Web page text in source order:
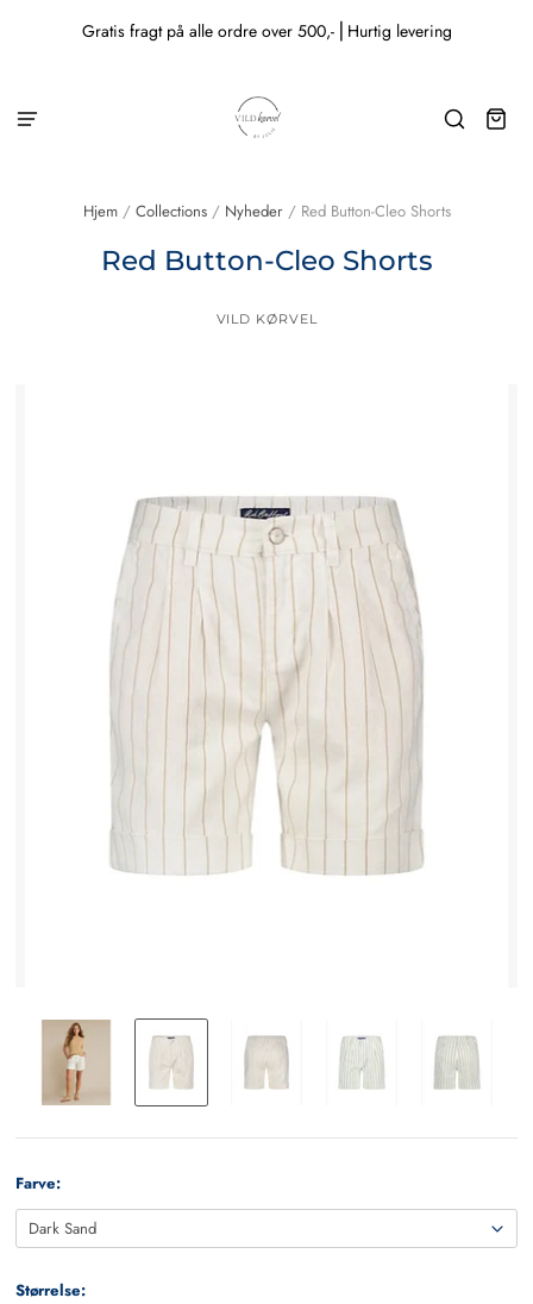
Gratis fragt på alle ordre over 500,- ⎜Hurtig levering
Hjem / Collections / Nyheder / Red Button-Cleo Shorts
Red Button-Cleo Shorts
VILD KØRVEL
Farve:
Størrelse: